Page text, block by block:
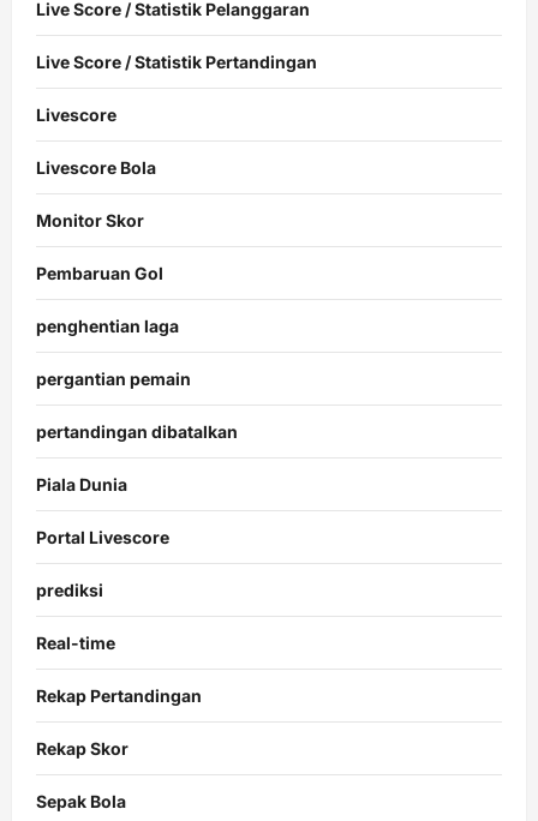
Live Score / Statistik Pelanggaran
Live Score / Statistik Pertandingan
Livescore
Livescore Bola
Monitor Skor
Pembaruan Gol
penghentian laga
pergantian pemain
pertandingan dibatalkan
Piala Dunia
Portal Livescore
prediksi
Real-time
Rekap Pertandingan
Rekap Skor
Sepak Bola